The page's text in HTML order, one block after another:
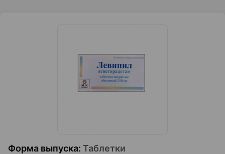
Форма выпуска: Таблетки